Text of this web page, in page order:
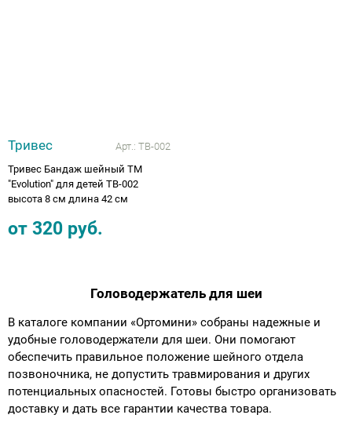
Тривес Арт.: ТВ-002
Тривес Бандаж шейный ТМ
"Evolution" для детей ТВ-002
высота 8 см длина 42 см
от 320 руб.
Головодержатель для шеи
В каталоге компании «Ортомини» собраны надежные и
удобные головодержатели для шеи. Они помогают
обеспечить правильное положение шейного отдела
позвоночника, не допустить травмирования и других
потенциальных опасностей. Готовы быстро организовать
доставку и дать все гарантии качества товара.